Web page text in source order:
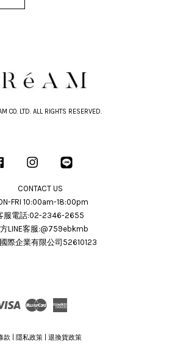
CO. LTD. ALL RIGHTS RESERVED.
Facebook Instagram
CONTACT US
FRI 10:00am-18:00pm
服電話:02-2346-2655
LINE客服:@759ebkmb
際企業有限公司52610123
Visa
款 隱私政策| 退換貨政策